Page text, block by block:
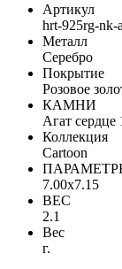
Артикул
hrt-925rg-nk-
Металл
Серебро
Покрытие
Розовое
КАМНИ
Агат сердце
Коллекция
Cartoon
7.00x7.15
ВЕС
2.1
Вес
г.